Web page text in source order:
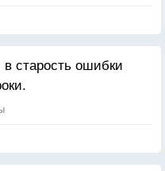
старость ошибки